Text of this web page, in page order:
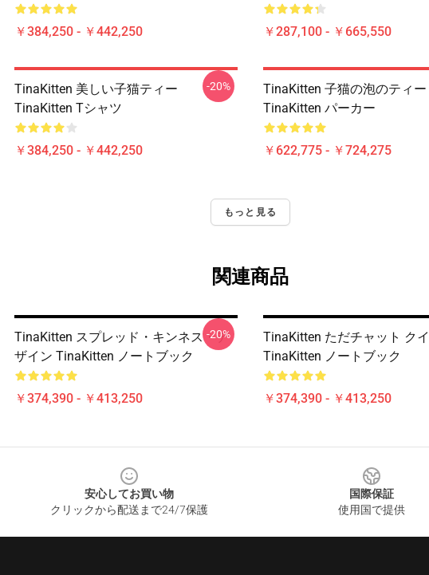
￥384,250 - ￥442,250 ￥287,100 - ￥665,550
TinaKitten 美しい子猫ティー
TinaKitten Tシャツ
￥384,250 - ￥442,250
-20%
TinaKitten 子猫の泡のティー
TinaKitten パーカー
￥622,775 - ￥724,275
もっと見る
関連商品
TinaKitten スプレッド・キンネス・デ
ザイン TinaKitten ノートブック
￥374,390 - ￥413,250
-20%
TinaKitten ただチャット ク
TinaKitten ノートブック
￥374,390 - ￥413,250
安心してお買い物
クリックから配送まで24/7保護
国際保証
使用国で提供